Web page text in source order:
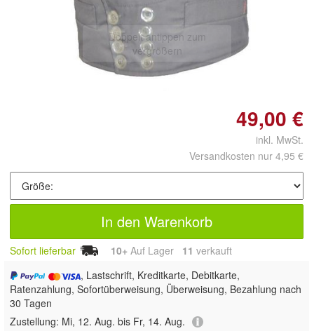
Doppelt antippen zum
vergrößern
49,00 €
inkl. MwSt.
Versandkosten nur 4,95 €
In den Warenkorb
Sofort lieferbar 10+ Auf Lager 11 verkauft
, Lastschrift, Kreditkarte, Debitkarte,
Ratenzahlung, Sofortüberweisung, Überweisung, Bezahlung nach
30 Tagen
Zustellung: Mi, 12. Aug. bis Fr, 14. Aug.